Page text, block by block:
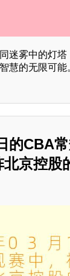
迷雾中的灯塔
慧的无限可能
的CBA
京控股